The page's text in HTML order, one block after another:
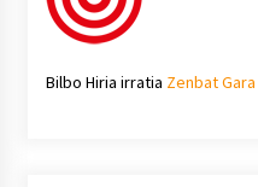
Bilbo Hiria irratia Zenbat Gara